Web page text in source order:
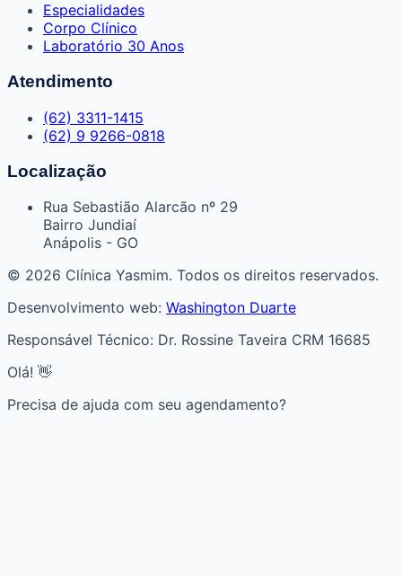
Especialidades
Corpo Clínico
Laboratório 30 Anos
Atendimento
(62) 3311-1415
(62) 9 9266-0818
Localização
Rua Sebastião Alarcão nº 29
Bairro Jundiaí
Anápolis - GO
© 2026 Clínica Yasmim. Todos os direitos reservados.
Desenvolvimento web: Washington Duarte
Responsável Técnico: Dr. Rossine Taveira CRM 16685
Olá! 👋
Precisa de ajuda com seu agendamento?